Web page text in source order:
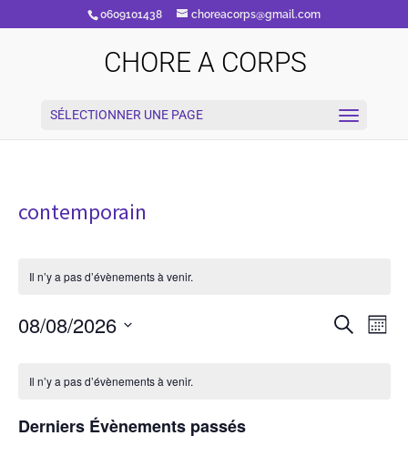
0609101438 choreacorps@gmail.com
CHORE A CORPS
SÉLECTIONNER UNE PAGE
contemporain
Il n’y a pas d’évènements à venir.
et
Recherche
de
Mois
08/08/2026
de
Il n’y a pas d’évènements à venir.
Derniers Évènements passés